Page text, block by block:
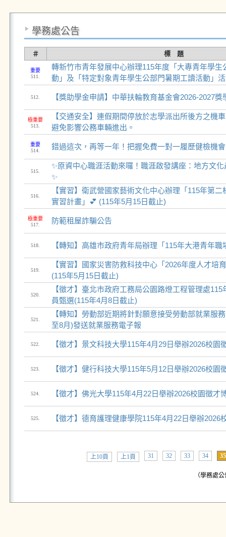
學務處公告
＃ 標 題
重要
511.
轉新竹市青年發展中心辦理115年度「大專青年學生
動」及「特定對象青年學生公部門暑期工讀活動」
512. 【獎助學金申請】中華扶輪教育基金會2026-2027
極重要
513.
【交通安全】連假期間停放於志學派出所後方之機
避免影響公務車輛進出。
重要
514.
錯過這次，再等一年！把握免費一對一履歷健檢機會
515.
✨原資中心職涯活動來囉！職涯啟發講座：地方文
✨
516.
【實習】衛武營國家藝術文化中心辦理「115年第
實習計畫」💕 (115年5月15日截止)
極重要
517.
防範租屋詐騙公告
518. 【轉知】高雄市政府青年局辦理「115年大港青年
519.
【實習】國家災害防救科技中心「2026年度人才培
(115年5月15日截止)
520.
【徵才】臺北市政府工務局公園路燈工程管理處
員甄選(115年4月8日截止)
521.
【轉知】勞動部近期將針對願意接受勞動部就業服
至8月)發送就業服務電子報
522. 【徵才】景文科技大學115年4月29日舉辦2026校園
523. 【徵才】健行科技大學115年5月12日舉辦2026校園
524. 【徵才】佛光大學115年4月22日舉辦2026校園徵才
525. 【徵才】德育護理健康學院115年4月22日舉辦2026
上10頁 上1頁 31 32 33 34 35
（學務處